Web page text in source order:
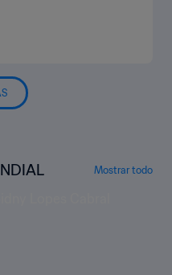
Mostrar todo